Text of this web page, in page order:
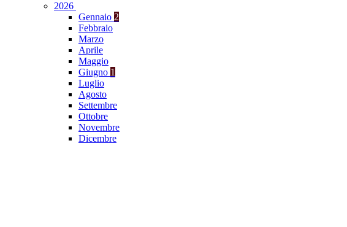
2026
Gennaio 2
Febbraio
Marzo
Aprile
Maggio
Giugno 1
Luglio
Agosto
Settembre
Ottobre
Novembre
Dicembre